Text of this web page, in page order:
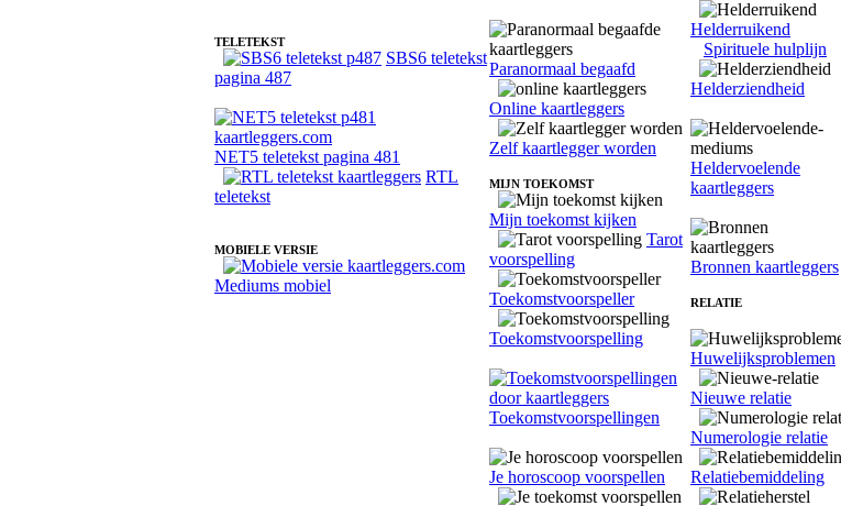
TELETEKST
SBS6 teletekst
pagina 487
NET5 teletekst pagina 481
RTL
teletekst
MOBIELE VERSIE
Mediums mobiel
Paranormaal begaafd
Online kaartleggers
Zelf kaartlegger worden
MIJN TOEKOMST
Mijn toekomst kijken
Tarot
voorspelling
Toekomstvoorspeller
Toekomstvoorspelling
Toekomstvoorspellingen
Je horoscoop voorspellen
Helderruikend
Spirituele hulplijn
Helderziendheid
Heldervoelende
kaartleggers
Bronnen kaartleggers
RELATIE
Huwelijksproblemen
Nieuwe relatie
Numerologie relatie
Relatiebemiddeling